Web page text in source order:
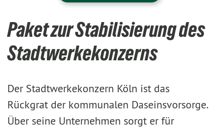
Paket zur Stabilisierung des
Stadtwerkekonzerns
Der Stadtwerkekonzern Köln ist das
Rückgrat der kommunalen Daseinsvorsorge.
Über seine Unternehmen sorgt er für